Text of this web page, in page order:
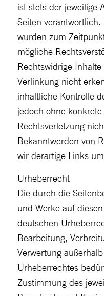
ist stets der jeweilige
Seiten
wurden zum
mögliche
Rechtswidrige
Verlinkung nicht
inhaltliche Kontrolle
jedoch ohne
Rechtsverletzung
Bekanntwerden von
wir derartige Links
Urheberrecht
Die durch die
und Werke auf
deutschen
Bearbeitung,
Verwertung
Urheberrechtes
Zustimmung des